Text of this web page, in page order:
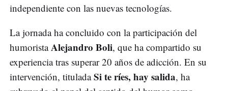
independiente con las nuevas tecnologías.
La jornada ha concluido con la participación del
humoristaAlejandro Boli, que ha compartido su
experiencia tras superar 20 años de adicción. En su
intervención, tituladaSi te ríes, hay salida, ha